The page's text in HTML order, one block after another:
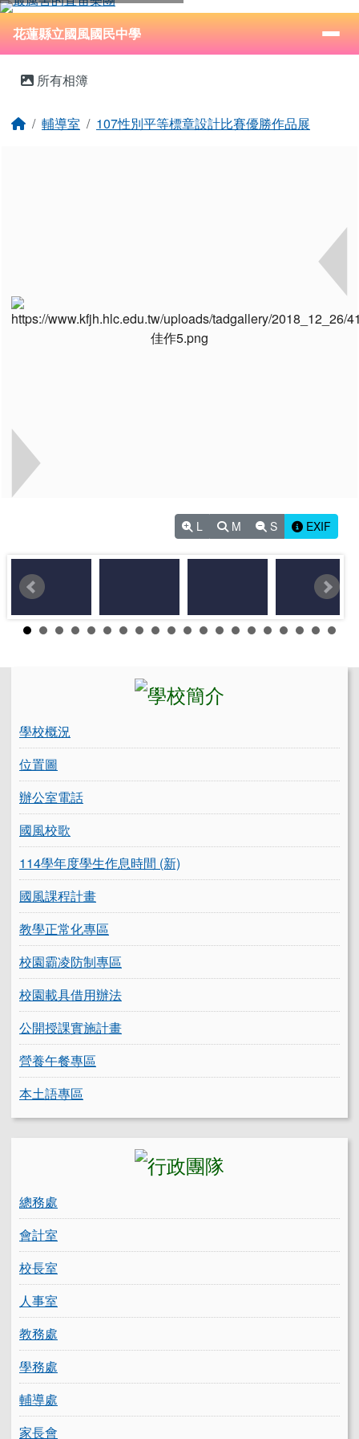
跳至主內容區
花蓮縣立國風國民中學
⏸
導覽列
花蓮縣立國風國民中學
所有相簿
回首頁
輔導室 107性別平等標章設計比賽優勝作品展
L M S EXIF
學校概況
位置圖
辦公室電話
國風校歌
114學年度學生作息時間 (新)
國風課程計畫
教學正常化專區
校園霸凌防制專區
校園載具借用辦法
公開授課實施計畫
營養午餐專區
本土語專區
總務處
會計室
校長室
人事室
教務處
學務處
輔導處
家長會